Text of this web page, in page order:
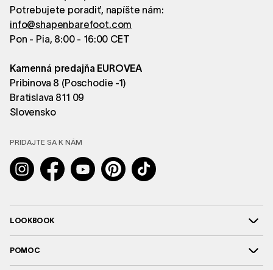
Potrebujete poradiť, napíšte nám:
info@shapenbarefoot.com
Pon - Pia, 8:00 - 16:00 CET
Kamenná predajňa EUROVEA
Pribinova 8 (Poschodie -1)
Bratislava 811 09
Slovensko
PRIDAJTE SA K NÁM
InstagramFacebookYouTubePinterestTikTok
LOOKBOOK
POMOC